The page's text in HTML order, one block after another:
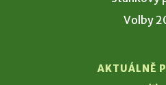
Volby
AKTUÁLNĚ